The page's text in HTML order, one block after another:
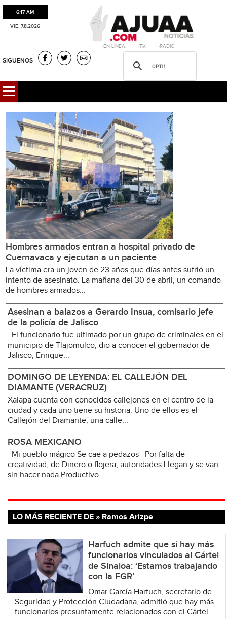
6:17 AM
VIE. 7.8.2026
·EN LÍNEA. ·T.V. ·RADIO
SIGUENOS
Hombres armados entran a hospital privado de
Cuernavaca y ejecutan a un paciente
La víctima era un joven de 23 años que días antes sufrió un
intento de asesinato. La mañana del 30 de abril, un comando
de hombres armados...
Asesinan a balazos a Gerardo Insua, comisario jefe
de la policía de Jalisco
El funcionario fue ultimado por un grupo de criminales en el
municipio de Tlajomulco, dio a conocer el gobernador de
Jalisco, Enrique...
DOMINGO DE LEYENDA: EL CALLEJÓN DEL
DIAMANTE (VERACRUZ)
Xalapa cuenta con conocidos callejones en el centro de la
ciudad y cada uno tiene su historia. Uno de ellos es el
Callejón del Diamante, una calle...
ROSA MEXICANO
Mi pueblo mágico Se cae a pedazos Por falta de
creatividad, de Dinero o flojera, autoridades Llegan y se van
sin hacer nada Productivo...
LO MÁS RECIENTE DE » Ramos Arizpe
Harfuch admite que sí hay más
funcionarios vinculados al Cártel
de Sinaloa: ‘Estamos trabajando
con la FGR’
Omar García Harfuch, secretario de
Seguridad y Protección Ciudadana, admitió que hay más
funcionarios presuntamente relacionados con el Cártel